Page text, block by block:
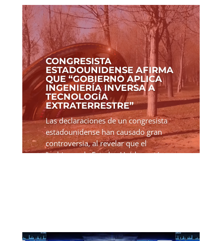
CONGRESISTA
ESTADOUNIDENSE AFIRMA
QUE “GOBIERNO APLICA
INGENIERÍA INVERSA A
TECNOLOGÍA
EXTRATERRESTRE”
Las declaraciones de un congresista
estadounidense han causado gran
controversia, al revelar que el
"gobierno de Estados Unidos está